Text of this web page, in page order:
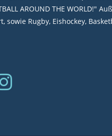
AROUND THE WORLD!"
sowie Rugby, Eishockey,